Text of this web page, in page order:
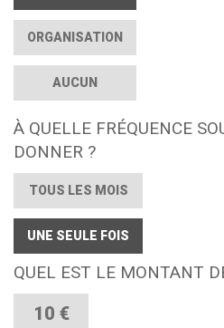
ORGANISATION
AUCUN
À QUELLE FRÉQUENCE
DONNER ?
TOUS LES MOIS
UNE SEULE FOIS
QUEL EST LE MONTANT
10 €